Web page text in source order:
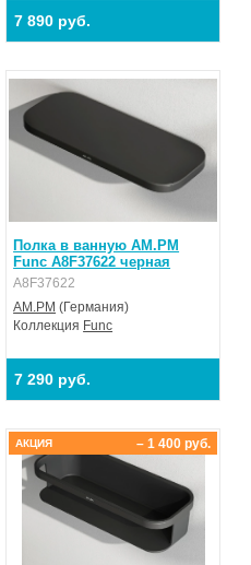
7 890 руб.
Полка в ванную AM.PM
Func A8F37622 черная
A8F37622
AM.PM (Германия)
Коллекция Func
7 290 руб.
– 1 400 руб.
АКЦИЯ